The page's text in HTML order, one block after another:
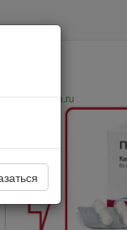
pikfarma.ru